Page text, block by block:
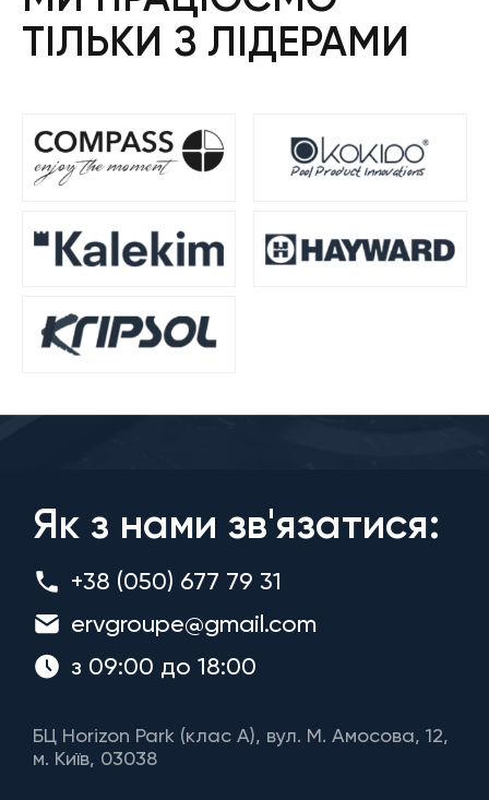
ТІЛЬКИ З ЛІДЕРАМИ
Як з нами зв'язатися:
+38 (050) 677 79 31
ervgroupe@gmail.com
з 09:00 до 18:00
БЦ Horizon Park (клас A), вул. М. Амосова, 12,
м. Київ, 03038